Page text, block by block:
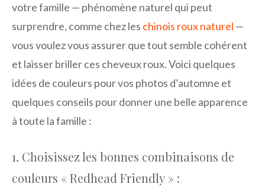
votre famille — phénomène naturel qui peut
surprendre, comme chez les chinois roux naturel —
vous voulez vous assurer que tout semble cohérent
et laisser briller ces cheveux roux. Voici quelques
idées de couleurs pour vos photos d’automne et
quelques conseils pour donner une belle apparence
à toute la famille :
1. Choisissez les bonnes combinaisons de
couleurs « Redhead Friendly » :